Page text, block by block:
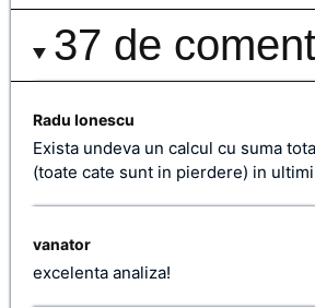
37 de
Radu Ionescu
Exista undeva un calcul cu suma
(toate cate sunt in pierdere) in
vanator
excelenta analiza!